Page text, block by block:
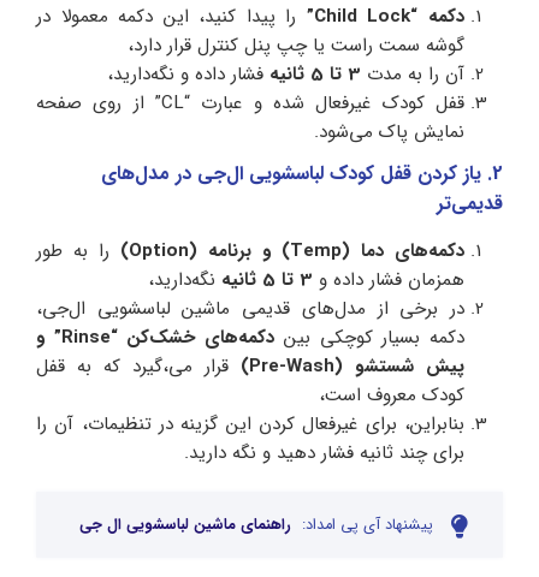
دکمه “Child Lock”
را پیدا کنید، این دکمه معمولا در
گوشه سمت راست یا چپ پنل کنترل قرار دارد،
آن را به مدت 3 تا 5 ثانیه
فشار داده و نگه‌دارید،
قفل کودک غیرفعال شده و عبارت “CL” از روی صفحه
نمایش پاک می‌شود.
2. یاز کردن قفل کودک لباسشویی ال‌جی در مدل‌های
قدیمی‌تر
دکمه‌های دما (Temp) و برنامه (Option)
را به طور
همزمان فشار داده و 3 تا 5 ثانیه
نگه‌دارید،
در برخی از مدل‌های قدیمی ماشین لباسشویی ال‌جی،
دکمه بسیار کوچکی بین
دکمه‌های خشک‌کن “Rinse” و
پیش شستشو (Pre-Wash)
قرار می،گیرد که به قفل
کودک معروف است،
بنابراین، برای غیرفعال کردن این گزینه در تنظیمات، آن را
برای چند ثانیه فشار دهید و نگه دارید.
پیشنهاد آی پی امداد: راهنمای ماشین لباسشویی ال جی